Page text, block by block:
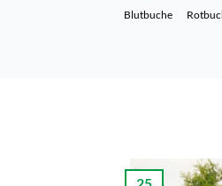
Blutbuche